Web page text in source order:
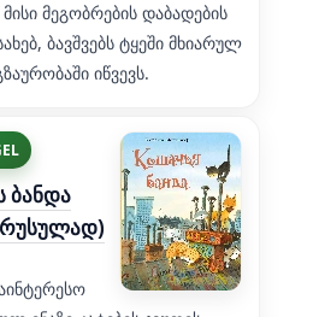
მეგობრების დაბადების
ბავშვებს ტყეში მხიარულ
იწვევს.
ბანდა